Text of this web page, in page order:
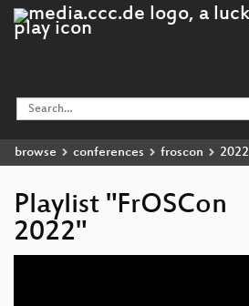
browse conferences froscon 2022
Playlist "FrOSCon
2022"